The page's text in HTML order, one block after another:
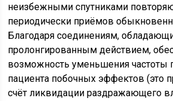
неизбежными спутниками
периодически приёмов
Благодаря соединениям,
пролонгированным действием,
возможность уменьшения частоты
пациента побочных эффектов (это
счёт ликвидации раздражающего